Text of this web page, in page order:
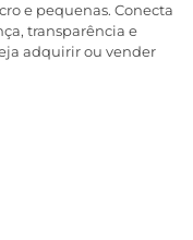
e pequenas. Conecta
transparência e
adquirir ou vender